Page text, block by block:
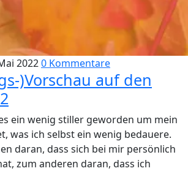
20220 Kommentare
)Vorschau auf den
ein wenig stiller geworden um mein
was ich selbst ein wenig bedauere.
daran, dass sich bei mir persönlich
zum anderen daran, dass ich